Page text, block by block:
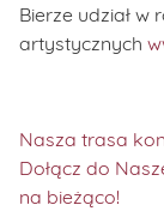
Bierze udział
artystycznych
Nasza trasa
Dołącz do
na bieżąco!